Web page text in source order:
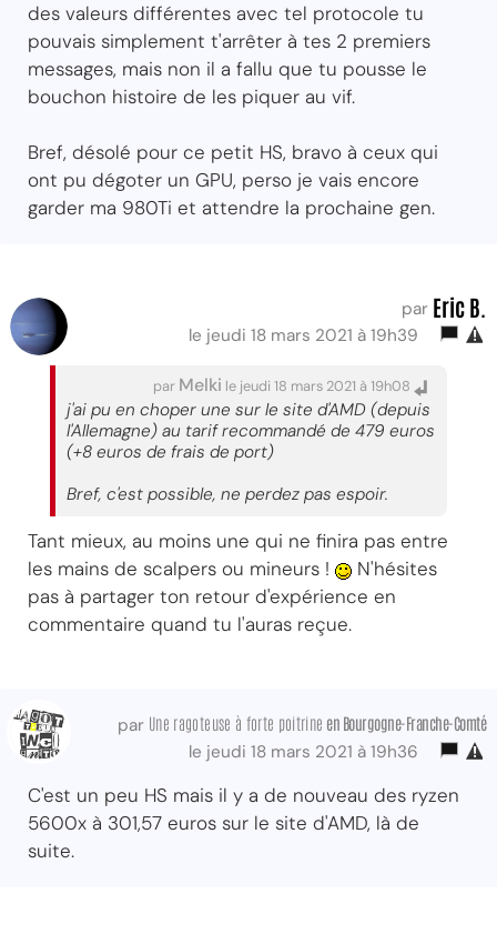
des valeurs différentes avec tel protocole tu
pouvais simplement t'arrêter à tes 2 premiers
messages, mais non il a fallu que tu pousse le
bouchon histoire de les piquer au vif.
Bref, désolé pour ce petit HS, bravo à ceux qui
ont pu dégoter un GPU, perso je vais encore
garder ma 980Ti et attendre la prochaine gen.
par Eric B.
le jeudi 18 mars 2021 à 19h39
par Melki le jeudi 18 mars 2021 à 19h08
j'ai pu en choper une sur le site d'AMD (depuis
l'Allemagne) au tarif recommandé de 479 euros
(+8 euros de frais de port)
Bref, c'est possible, ne perdez pas espoir.
Tant mieux, au moins une qui ne finira pas entre
les mains de scalpers ou mineurs !
N'hésites
pas à partager ton retour d'expérience en
commentaire quand tu l'auras reçue.
par Une ragoteuse à forte poitrine en Bourgogne-Franche-Comté
le jeudi 18 mars 2021 à 19h36
C'est un peu HS mais il y a de nouveau des ryzen
5600x à 301,57 euros sur le site d'AMD, là de
suite.